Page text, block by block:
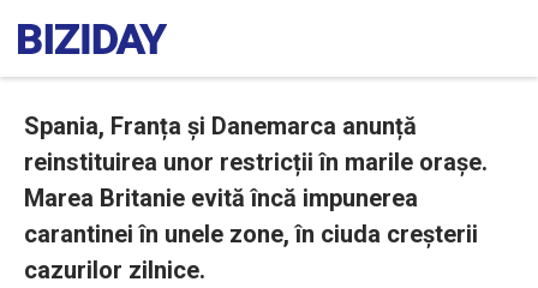
Spania, Franța și Danemarca anunță
reinstituirea unor restricții în marile orașe.
Marea Britanie evită încă impunerea
carantinei în unele zone, în ciuda creșterii
cazurilor zilnice.